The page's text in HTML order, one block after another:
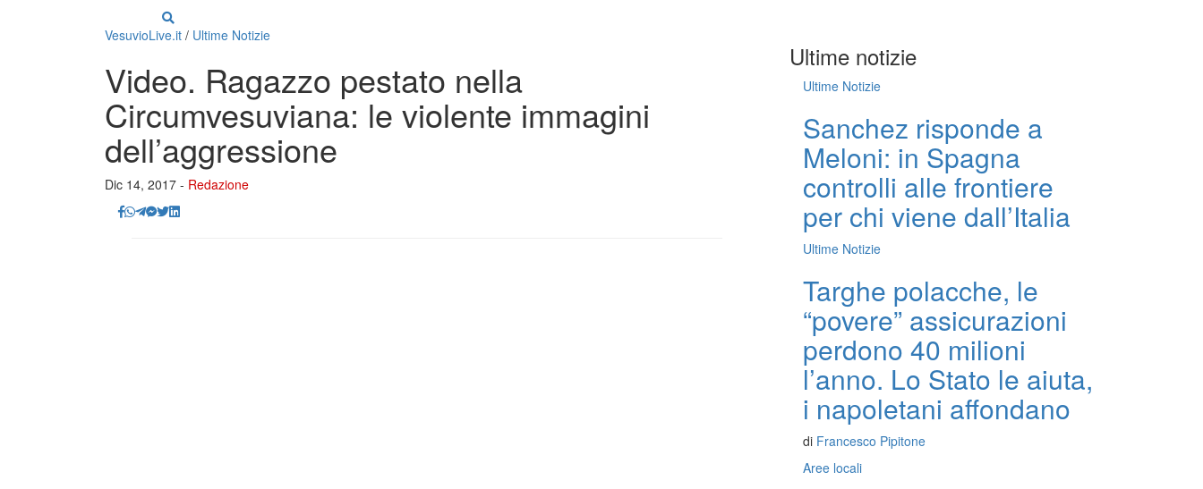
VesuvioLive.it / Ultime Notizie
Video. Ragazzo pestato nella
Circumvesuviana: le violente immagini
dell’aggressione
Dic 14, 2017 - Redazione
Ultime notizie
Ultime Notizie
Sanchez risponde a
Meloni: in Spagna
controlli alle frontiere
per chi viene dall’Italia
Ultime Notizie
Targhe polacche, le
“povere” assicurazioni
perdono 40 milioni
l’anno. Lo Stato le aiuta,
i napoletani affondano
di Francesco Pipitone
Aree locali